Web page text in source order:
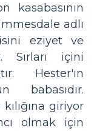
kasabasının
adlı
eziyet ve
Sırları içini
Hester'ın
babasıdır.
giriyor
olmak için